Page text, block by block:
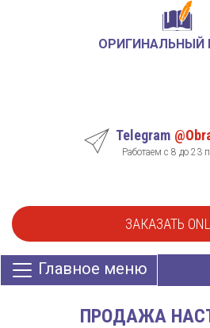
ОРИГИНАЛЬНЫЙ
Telegram
Работаем с 8 до 23
ЗАКАЗАТЬ
Главное меню
ПРОДАЖА